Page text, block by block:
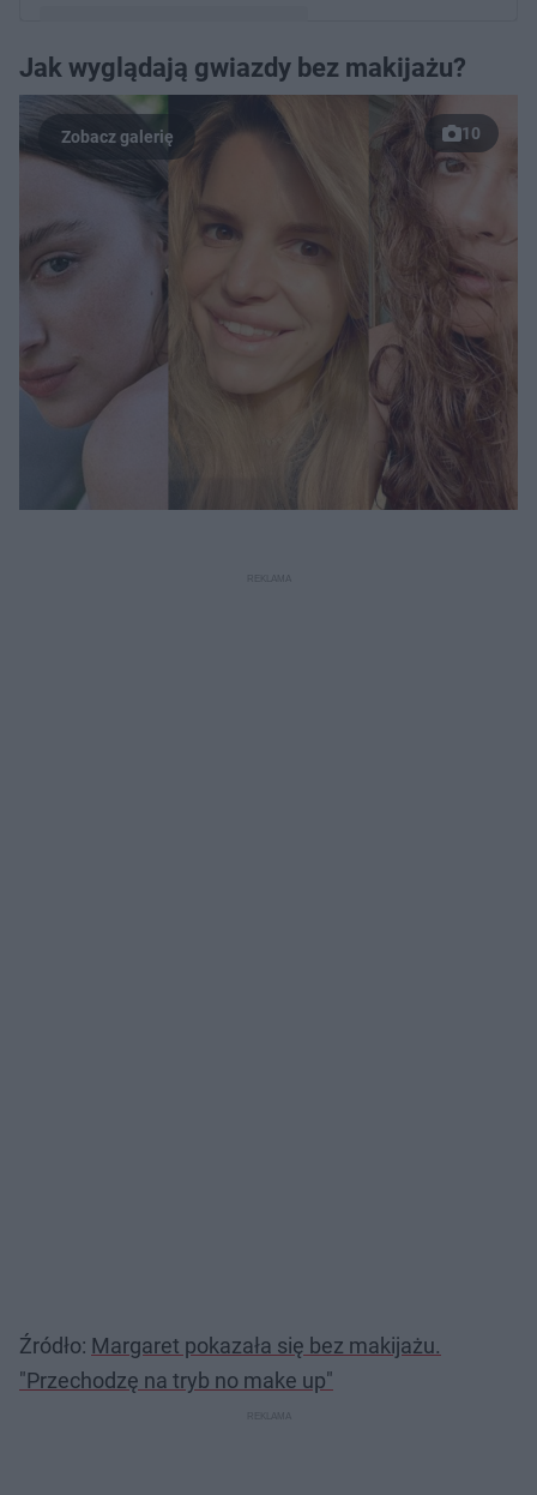
Post udostępniony przez Maggie (@margaret_official)
Jak wyglądają gwiazdy bez makijażu?
10
Źródło: Margaret pokazała się bez makijażu.
"Przechodzę na tryb no make up"